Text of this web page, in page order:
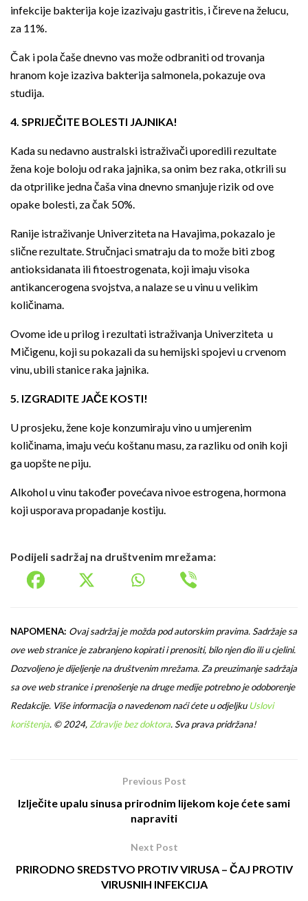
infekcije bakterija koje izazivaju gastritis, i čireve na želucu,
za 11%.
Čak i pola čaše dnevno vas može odbraniti od trovanja
hranom koje izaziva bakterija salmonela, pokazuje ova
studija.
4. SPRIJEČITE BOLESTI JAJNIKA!
Kada su nedavno australski istraživači uporedili rezultate
žena koje boloju od raka jajnika, sa onim bez raka, otkrili su
da otprilike jedna čaša vina dnevno smanjuje rizik od ove
opake bolesti, za čak 50%.
Ranije istraživanje Univerziteta na Havajima, pokazalo je
slične rezultate. Stručnjaci smatraju da to može biti zbog
antioksidanata ili fitoestrogenata, koji imaju visoka
antikancerogena svojstva, a nalaze se u vinu u velikim
količinama.
Ovome ide u prilog i rezultati istraživanja Univerziteta u
Mičigenu, koji su pokazali da su hemijski spojevi u crvenom
vinu, ubili stanice raka jajnika.
5. IZGRADITE JAČE KOSTI!
U prosjeku, žene koje konzumiraju vino u umjerenim
količinama, imaju veću koštanu masu, za razliku od onih koji
ga uopšte ne piju.
Alkohol u vinu također povećava nivoe estrogena, hormona
koji usporava propadanje kostiju.
Podijeli sadržaj na društvenim mrežama:
NAPOMENA: Ovaj sadržaj je možda pod autorskim pravima. Sadržaje sa
ove web stranice je zabranjeno kopirati i prenositi, bilo njen dio ili u cjelini.
Dozvoljeno je dijeljenje na društvenim mrežama. Za preuzimanje sadržaja
sa ove web stranice i prenošenje na druge medije potrebno je odoborenje
Redakcije. Više informacija o navedenom naći ćete u odjeljku Uslovi
korištenja. © 2024, Zdravlje bez doktora. Sva prava pridržana!
Previous Post
Izlječite upalu sinusa prirodnim lijekom koje ćete sami
napraviti
Next Post
PRIRODNO SREDSTVO PROTIV VIRUSA – ČAJ PROTIV
VIRUSNIH INFEKCIJA